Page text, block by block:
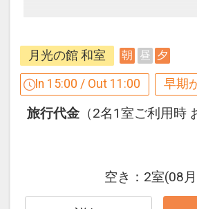
【早３０割】
早期予約限定！３０日前ま
お得です。
す。
２９日前以降の宿泊条件
人数、おとな・こどもの
件・内容 等）はできませ
月光の館 和室 朝 昼 夕
In 15:00 / Out 11:00 早期
旅行代金 （2名1室ご利用時
空き： 2室(08